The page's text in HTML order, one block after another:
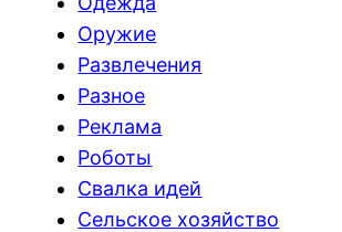
Оружие
Развлечения
Разное
Реклама
Роботы
Свалка идей
Сельское хозяйство